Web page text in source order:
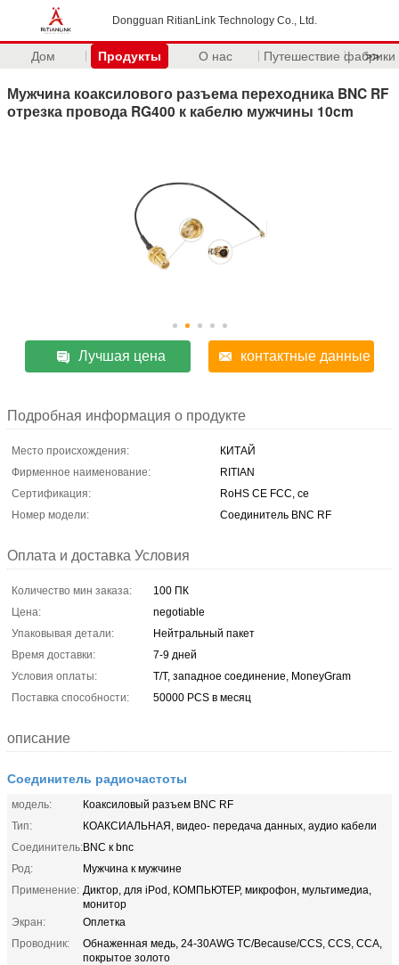
Dongguan RitianLink Technology Co., Ltd.
Дом Продукты О нас Путешествие фабрики
>>
Мужчина коаксилового разъема переходника BNC RF
отрезка провода RG400 к кабелю мужчины 10cm
Лучшая цена контактные данные
Подробная информация о продукте
Место происхождения:
КИТАЙ
Фирменное наименование:
RITIAN
Сертификация:
RoHS CE FCC, ce
Номер модели:
Соединитель BNC RF
Оплата и доставка Условия
Количество мин заказа:
100 ПК
Цена:
negotiable
Упаковывая детали:
Нейтральный пакет
Время доставки:
7-9 дней
Условия оплаты:
T/T, западное соединение, MoneyGram
Поставка способности:
50000 PCS в месяц
описание
Соединитель радиочастоты
модель:
Коаксиловый разъем BNC RF
Тип:
КОАКСИАЛЬНАЯ, видео- передача данных, аудио кабели
Соединитель:BNC к bnc
Род:
Мужчина к мужчине
Применение: Диктор, для iPod, КОМПЬЮТЕР, микрофон, мультимедиа,
монитор
Экран:
Оплетка
Проводник:
Обнаженная медь, 24-30AWG TC/Because/CCS, CCS, CCA,
покрытое золото